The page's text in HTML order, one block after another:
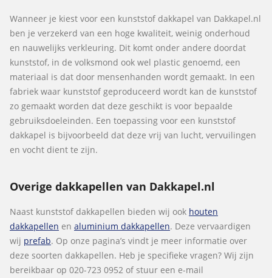
Wanneer je kiest voor een kunststof dakkapel van Dakkapel.nl
ben je verzekerd van een hoge kwaliteit, weinig onderhoud
en nauwelijks verkleuring. Dit komt onder andere doordat
kunststof, in de volksmond ook wel plastic genoemd, een
materiaal is dat door mensenhanden wordt gemaakt. In een
fabriek waar kunststof geproduceerd wordt kan de kunststof
zo gemaakt worden dat deze geschikt is voor bepaalde
gebruiksdoeleinden. Een toepassing voor een kunststof
dakkapel is bijvoorbeeld dat deze vrij van lucht, vervuilingen
en vocht dient te zijn.
Overige dakkapellen van Dakkapel.nl
Naast kunststof dakkapellen bieden wij ook houten
dakkapellen en aluminium dakkapellen. Deze vervaardigen
wij prefab. Op onze pagina’s vindt je meer informatie over
deze soorten dakkapellen. Heb je specifieke vragen? Wij zijn
bereikbaar op 020-723 0952 of stuur een e-mail